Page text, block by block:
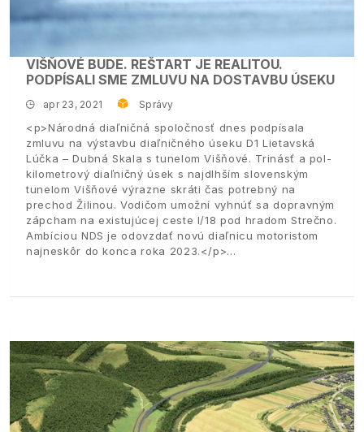
VIŠŇOVÉ BUDE. REŠTART JE REALITOU.
PODPÍSALI SME ZMLUVU NA DOSTAVBU ÚSEKU
apr 23, 2021 Správy
<p>Národná diaľničná spoločnosť dnes podpísala
zmluvu na výstavbu diaľničného úseku D1 Lietavská
Lúčka – Dubná Skala s tunelom Višňové. Trinásť a pol-
kilometrový diaľničný úsek s najdlhším slovenským
tunelom Višňové výrazne skráti čas potrebný na
prechod Žilinou. Vodičom umožní vyhnúť sa dopravným
zápcham na existujúcej ceste I/18 pod hradom Strečno.
Ambíciou NDS je odovzdať novú diaľnicu motoristom
najneskôr do konca roka 2023.</p>